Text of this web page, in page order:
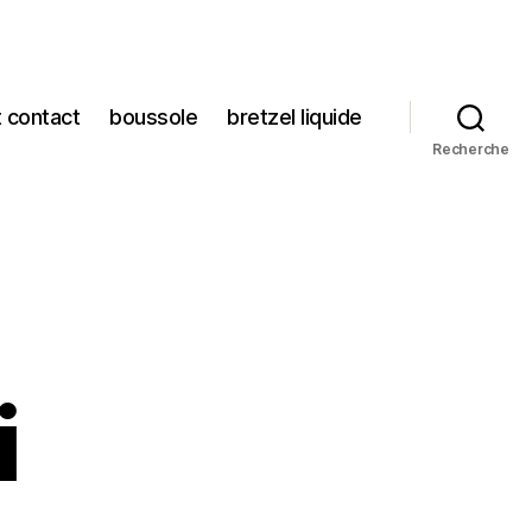
contact boussole bretzel liquide
Recherche